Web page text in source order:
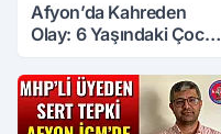
Afyon’da Kahreden
Olay: 6 Yaşındaki Çocuk